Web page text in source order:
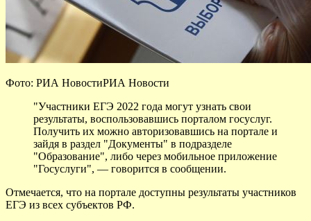
Фото: РИА НовостиРИА Новости
"Участники ЕГЭ 2022 года могут узнать свои
результаты, воспользовавшись порталом госуслуг.
Получить их можно авторизовавшись на портале и
зайдя в раздел "Документы" в подразделе
"Образование", либо через мобильное приложение
"Госуслуги", — говорится в сообщении.
Отмечается, что на портале доступны результаты участников
ЕГЭ из всех субъектов РФ.